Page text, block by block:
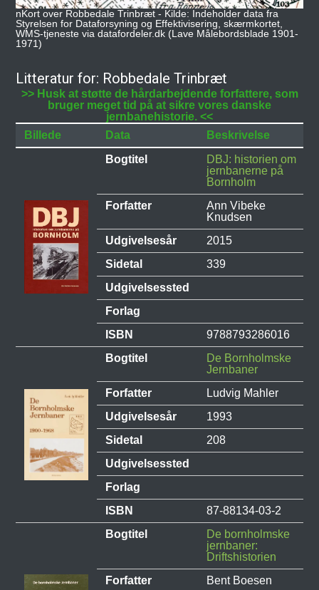
nKort over Robbedale Trinbræt - Kilde: Indeholder data fra
Styrelsen for Dataforsyning og Effektivisering, skærmkortet,
WMS-tjeneste via datafordeler.dk (Lave Målebordsblade 1901-
1971)
Litteratur for: Robbedale Trinbræt
>> Husk at støtte de hårdarbejdende forfattere, som
bruger meget tid på at sikre vores danske
jernbanehistorie. <<
Billede
Data
Beskrivelse
Bogtitel
DBJ: historien om
jernbanerne på
Bornholm
Forfatter
Ann Vibeke
Knudsen
Udgivelsesår
2015
Sidetal
339
Udgivelsessted
Forlag
ISBN
9788793286016
Bogtitel
De Bornholmske
Jernbaner
Forfatter
Ludvig Mahler
Udgivelsesår
1993
Sidetal
208
Udgivelsessted
Forlag
ISBN
87-88134-03-2
Bogtitel
De bornholmske
jernbaner:
Driftshistorien
Forfatter
Bent Boesen